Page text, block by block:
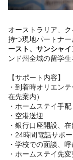
オーストラリア、
持つ現地パートナー
ースト、サンシャイ
ンド州全域の留学生
【サポート内容】
・到着時オリエン
在先案内）
・ホームステイ手配
・空港送迎
・銀行口座開設、
・24時間電話サポー
・学校での面談、
・ホームステイ先